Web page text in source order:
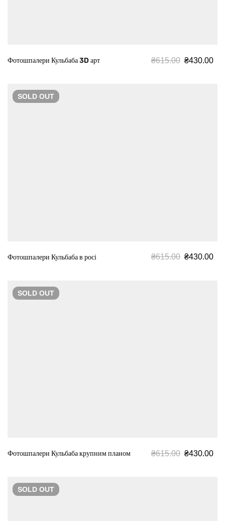
Фотошпалери Кульбаба 3D арт ₴615.00 ₴430.00
SOLD OUT
Фотошпалери Кульбаба в росі ₴615.00 ₴430.00
SOLD OUT
Фотошпалери Кульбаба крупним планом ₴615.00 ₴430.00
SOLD OUT